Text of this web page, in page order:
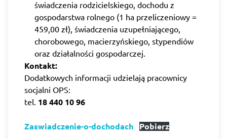
świadczenia rodzicielskiego, dochodu z
gospodarstwa rolnego (1 ha przeliczeniowy =
459,00 zł), świadczenia uzupełniającego,
chorobowego, macierzyńskiego, stypendiów
oraz działalności gospodarczej.
Kontakt:
Dodatkowych informacji udzielają pracownicy
socjalni OPS:
tel. 18 440 10 96
Zaswiadczenie-o-dochodach Pobierz